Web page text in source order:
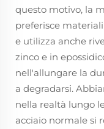
questo motivo, la
preferisce
e utilizza anche
zinco e in
nell'allungare la
a degradarsi.
nella realtà lungo
acciaio normale si